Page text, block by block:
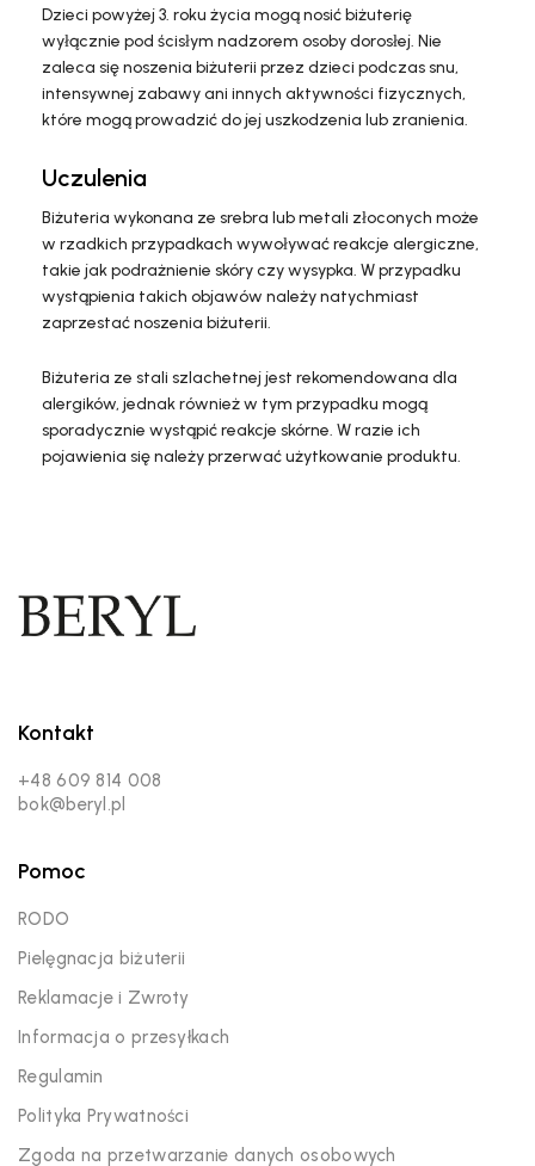
Dzieci powyżej 3. roku życia mogą nosić biżuterię
wyłącznie pod ścisłym nadzorem osoby dorosłej. Nie
zaleca się noszenia biżuterii przez dzieci podczas snu,
intensywnej zabawy ani innych aktywności fizycznych,
które mogą prowadzić do jej uszkodzenia lub zranienia.
Uczulenia
Biżuteria wykonana ze srebra lub metali złoconych może
w rzadkich przypadkach wywoływać reakcje alergiczne,
takie jak podrażnienie skóry czy wysypka. W przypadku
wystąpienia takich objawów należy natychmiast
zaprzestać noszenia biżuterii.
Biżuteria ze stali szlachetnej jest rekomendowana dla
alergików, jednak również w tym przypadku mogą
sporadycznie wystąpić reakcje skórne. W razie ich
pojawienia się należy przerwać użytkowanie produktu.
Kontakt
+48 609 814 008
bok@beryl.pl
Pomoc
RODO
Pielęgnacja biżuterii
Reklamacje i Zwroty
Informacja o przesyłkach
Regulamin
Polityka Prywatności
Zgoda na przetwarzanie danych osobowych